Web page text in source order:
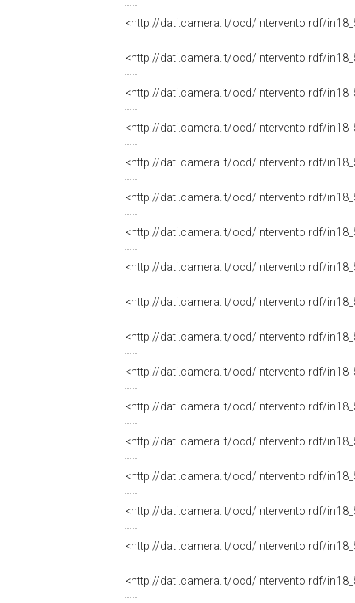
<http://dati.camera.it/ocd/intervento.rdf/
<http://dati.camera.it/ocd/intervento.rdf/
<http://dati.camera.it/ocd/intervento.rdf/
<http://dati.camera.it/ocd/intervento.rdf/
<http://dati.camera.it/ocd/intervento.rdf/
<http://dati.camera.it/ocd/intervento.rdf/
<http://dati.camera.it/ocd/intervento.rdf/
<http://dati.camera.it/ocd/intervento.rdf/
<http://dati.camera.it/ocd/intervento.rdf/
<http://dati.camera.it/ocd/intervento.rdf/
<http://dati.camera.it/ocd/intervento.rdf/
<http://dati.camera.it/ocd/intervento.rdf/
<http://dati.camera.it/ocd/intervento.rdf/
<http://dati.camera.it/ocd/intervento.rdf/
<http://dati.camera.it/ocd/intervento.rdf/
<http://dati.camera.it/ocd/intervento.rdf/
<http://dati.camera.it/ocd/intervento.rdf/